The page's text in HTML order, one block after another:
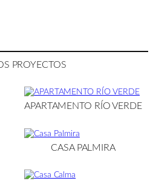
PROYECTOS
APARTAMENTO RÍO VERDE
CASA PALMIRA